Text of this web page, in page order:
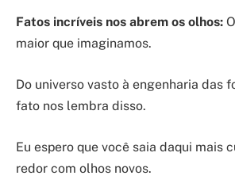
Fatos incríveis nos abrem os olhos:
maior que imaginamos.
Do universo vasto à engenharia das
fato nos lembra disso.
Eu espero que você saia daqui mais
redor com olhos novos.